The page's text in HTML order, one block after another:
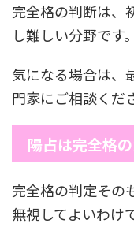
完全格の判断は、
し難しい分野です。
気になる場合は、
門家にご相談くだ
陽占は完全格
完全格の判定その
無視してよいわけ